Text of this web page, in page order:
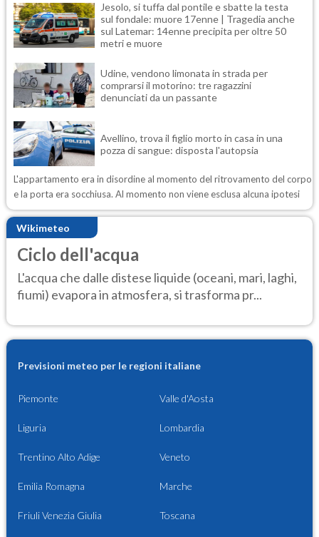
Jesolo, si tuffa dal pontile e sbatte la testa
sul fondale: muore 17enne | Tragedia anche
sul Latemar: 14enne precipita per oltre 50
metri e muore
Udine, vendono limonata in strada per
comprarsi il motorino: tre ragazzini
denunciati da un passante
Avellino, trova il figlio morto in casa in una
pozza di sangue: disposta l'autopsia
L'appartamento era in disordine al momento del ritrovamento del corpo
e la porta era socchiusa. Al momento non viene esclusa alcuna ipotesi
Wikimeteo
Ciclo dell'acqua
L'acqua che dalle distese liquide (oceani, mari, laghi,
fiumi) evapora in atmosfera, si trasforma pr...
Previsioni meteo per le regioni italiane
Piemonte Valle d'Aosta
Liguria Lombardia
Trentino Alto Adige Veneto
Emilia Romagna Marche
Friuli Venezia Giulia Toscana